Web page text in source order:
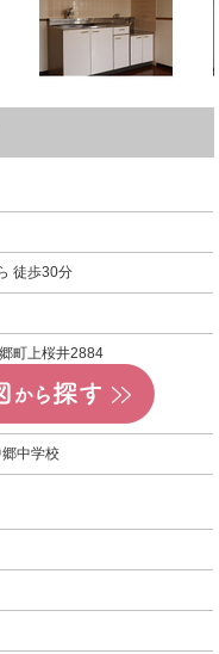
徒歩30分
町上桜井2884
中学校